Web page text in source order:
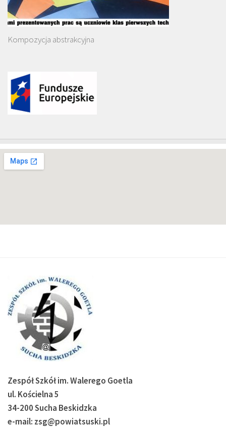
Kompozycja abstrakcyjna
Zespół Szkół im. Walerego Goetla
ul. Kościelna 5
34-200 Sucha Beskidzka
e-mail: zsg@powiatsuski.pl